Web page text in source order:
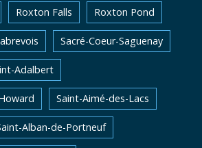
Roxton Falls Roxton Pond
Sacré-Coeur-Saguenay
Adalbert
Saint-Aimé-des-Lacs
Alban-de-Portneuf